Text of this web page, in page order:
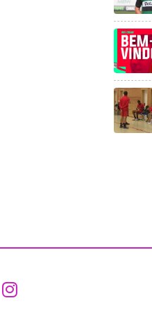
Aceder ao
Aceder ao